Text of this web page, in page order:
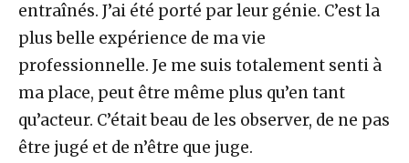
entraînés. J’ai été porté par leur génie. C’est la
plus belle expérience de ma vie
professionnelle. Je me suis totalement senti à
ma place, peut être même plus qu’en tant
qu’acteur. C’était beau de les observer, de ne pas
être jugé et de n’être que juge.